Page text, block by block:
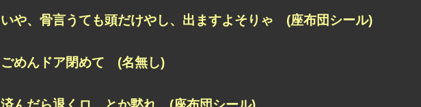
いや、骨言うても頭だけやし、 出ますよそりゃ (座布団シール)
ごめんドア閉めて (名無し)